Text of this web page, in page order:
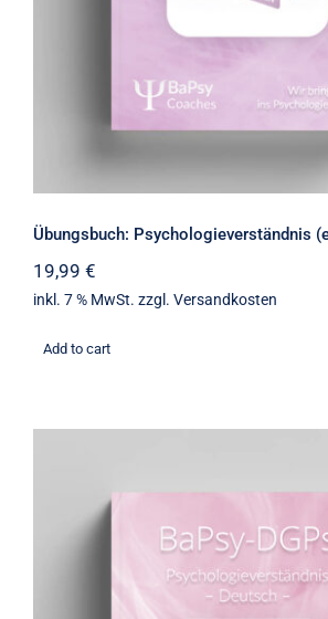
Übungsbuch: Psychologieverständnis
19,99 €
inkl. 7 % MwSt. zzgl. Versandkosten
Add to cart